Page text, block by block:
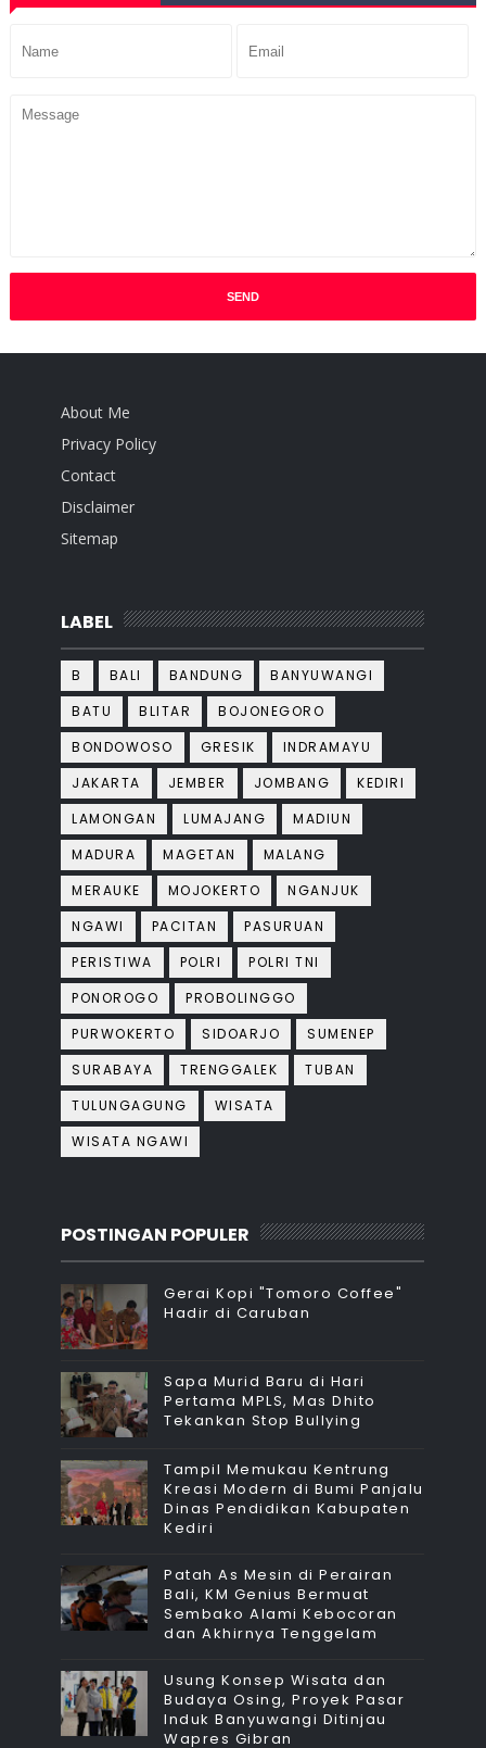
About Me
Privacy Policy
Contact
Disclaimer
Sitemap
LABEL
B BALI BANDUNG
BANYUWANGI
BATU
BLITAR
BOJONEGORO
BONDOWOSO
GRESIK
INDRAMAYU
JAKARTA
JEMBER JOMBANG
KEDIRI
LAMONGAN
LUMAJANG
MADIUN
MADURA
MAGETAN
MALANG
MERAUKE
MOJOKERTO
NGANJUK
NGAWI
PACITAN
PASURUAN
PERISTIWA
POLRI
POLRI TNI
PONOROGO
PROBOLINGGO
PURWOKERTO
SIDOARJO
SUMENEP
SURABAYA
TRENGGALEK
TUBAN
TULUNGAGUNG
WISATA
WISATA NGAWI
POSTINGAN POPULER
Gerai Kopi "Tomoro Coffee"
Hadir di Caruban
Sapa Murid Baru di Hari
Pertama MPLS, Mas Dhito
Tekankan Stop Bullying
Tampil Memukau Kentrung
Kreasi Modern di Bumi Panjalu
Dinas Pendidikan Kabupaten
Kediri
Patah As Mesin di Perairan
Bali, KM Genius Bermuat
Sembako Alami Kebocoran
dan Akhirnya Tenggelam
Usung Konsep Wisata dan
Budaya Osing, Proyek Pasar
Induk Banyuwangi Ditinjau
Wapres Gibran